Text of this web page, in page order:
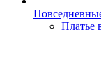
Платье